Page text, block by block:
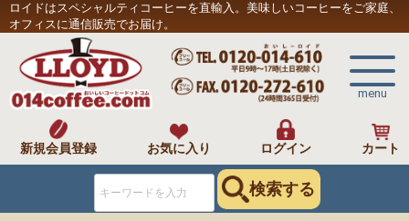
ロイドはスペシャルティコーヒーを直輸入。美味しいコーヒーをご家庭、
オフィスに通信販売でお届け。
menu
新規会員登録 お気に入り ログイン カート
検索する